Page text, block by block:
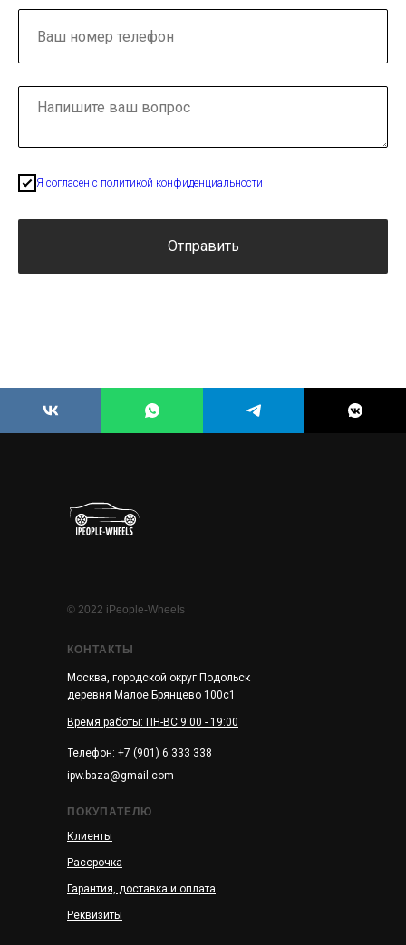
Я согласен с политикой конфиденциальности
Отправить
КОНТАКТЫ
Москва, городской округ Подольск
деревня Малое Брянцево 100с1
ipw.baza@gmail.com
Гарантия, доставка и оплата
Рассрочка
Клиенты
Реквизиты
ПОКУПАТЕЛЮ
© 2022 iPeople-Wheels
Телефон: +7 (901) 6 333 338
Время работы: ПН-ВС 9:00 - 19:00